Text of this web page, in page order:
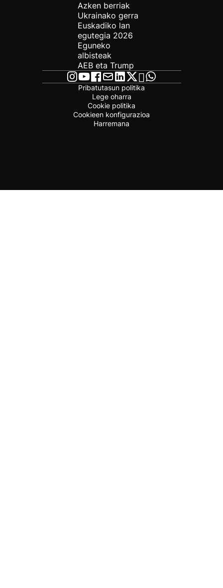
Azken berriak
Ukrainako gerra
Euskadiko lan
egutegia 2026
Eguneko
albisteak
AEB eta Trump
Pribatutasun politika
Lege oharra
Cookie politika
Cookieen konfigurazioa
Harremana